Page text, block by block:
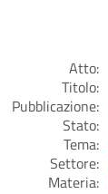
Atto:
Titolo:
Pubblicazione:
Stato:
Tema:
Settore:
Materia: